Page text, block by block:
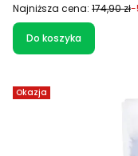
Najniższa cena: 174,90 zł-
Do koszyka
Okazja